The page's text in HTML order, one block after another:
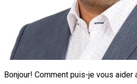
Bonjour! Comment puis-je vous aider